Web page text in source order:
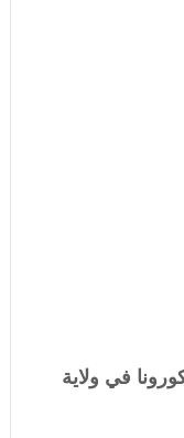
كورونا في ولاية